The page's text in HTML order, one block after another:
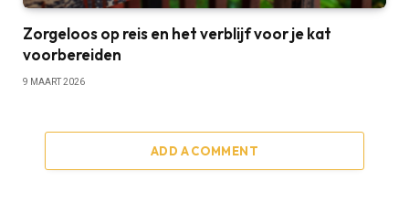
Zorgeloos op reis en het verblijf voor je kat
voorbereiden
9 MAART 2026
ADD A COMMENT